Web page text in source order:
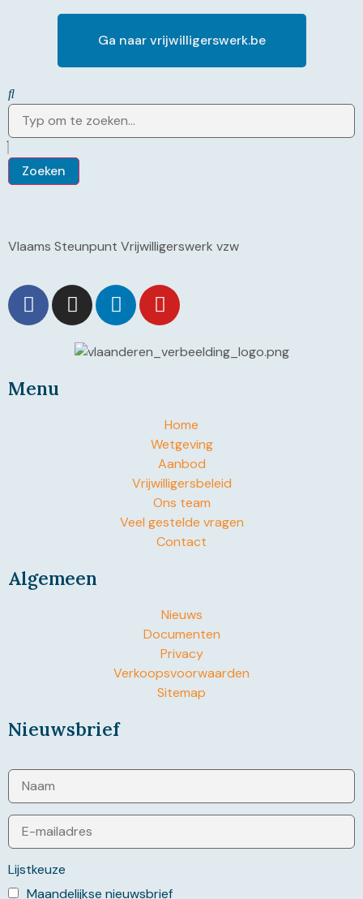
Ga naar vrijwilligerswerk.be
Zoeken
Vlaams Steunpunt Vrijwilligerswerk vzw
Menu
Home
Wetgeving
Aanbod
Vrijwilligersbeleid
Ons team
Veel gestelde vragen
Contact
Algemeen
Nieuws
Documenten
Privacy
Verkoopsvoorwaarden
Sitemap
Nieuwsbrief
Lijstkeuze
Maandelijkse nieuwsbrief